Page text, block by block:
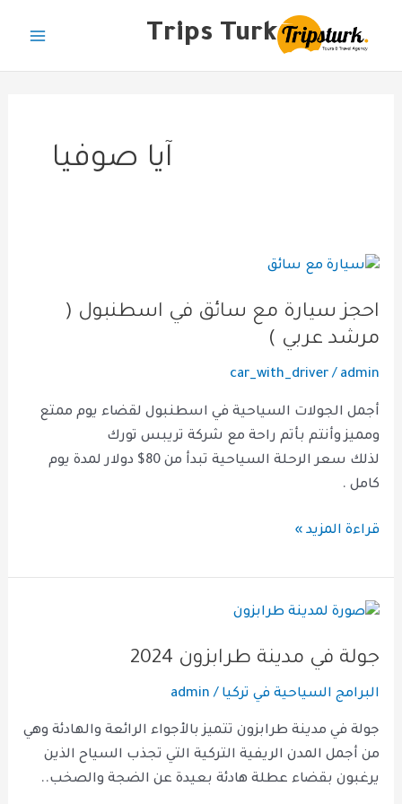
Trips Turk
آيا صوفيا
احجز سيارة مع سائق في اسطنبول (
مرشد عربي )
car_with_driver/ admin
أجمل الجولات السياحية في اسطنبول لقضاء يوم ممتع
ومميز وأنتم بأتم راحة مع شركة تريبس تورك
لذلك سعر الرحلة السياحية تبدأ من 80$ دولار لمدة يوم
كامل .
احجز
مع
سائق
(
مرشد
عربي
)
قراءة المزيد »
جولة في مدينة طرابزون 2024
البرامج السياحية في تركيا /
admin
جولة في مدينة طرابزون تتميز بالأجواء الرائعة والهادئة وهي
من أجمل المدن الريفية التركية التي تجذب السياح الذين
يرغبون بقضاء عطلة هادئة بعيدة عن الضجة والصخب..
جولة
مدينة
طرابزون